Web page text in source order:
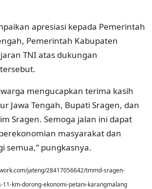
apresiasi kepada Pemerintah
Pemerintah Kabupaten
TNI atas dukungan
mengucapkan terima kasih
Jawa Tengah, Bupati Sragen, dan
Sragen. Semoga jalan ini dapat
masyarakat dan
semua,” pungkasnya.
jateng/28417056642/tmmd-sragen-
11-km-dorong-ekonomi-petani-karangmalang